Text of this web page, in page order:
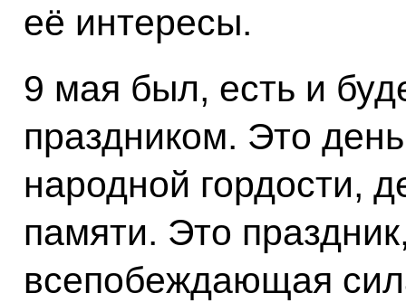
её интересы.
9 мая был, есть и
праздником. Это
народной гордости,
памяти. Это
всепобеждающая